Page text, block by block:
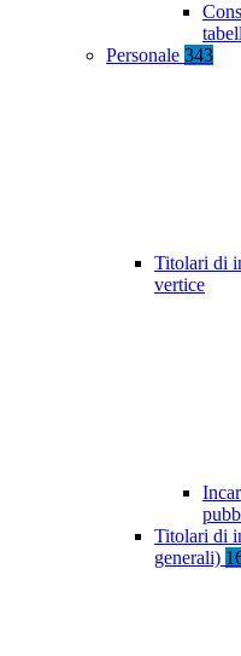
Personale 343
Titolari di
vertice
Titolari di
generali)